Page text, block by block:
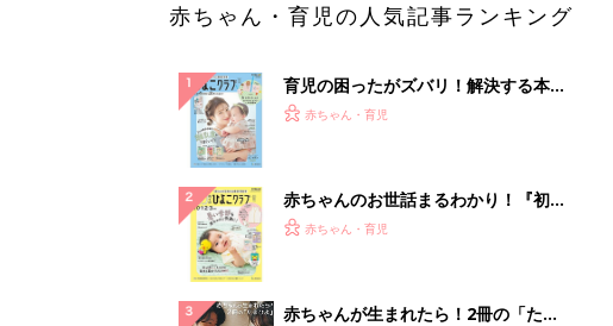
赤ちゃん・育児の人気記事ランキング
育児の困ったがズバリ！解決する本
『ひよこクラブ 夏号』 4カ月～2才
赤ちゃん・育児
赤ちゃんのお世話まるわかり！『初め
てのひよこクラブ 夏号』〈巻頭大特
解決テク
赤ちゃん・育児
赤ちゃんが生まれたら！2冊の「たま